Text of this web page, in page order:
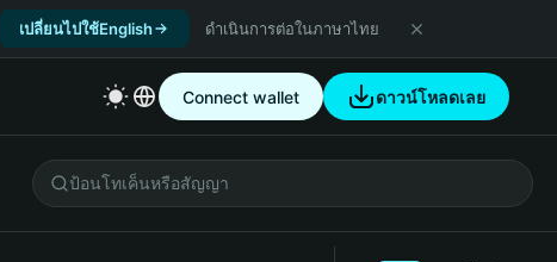
เปลี่ยนไปใช้English ดำเนินการต่อในภาษาไทย
Connect wallet ดาวน์โหลดเลย